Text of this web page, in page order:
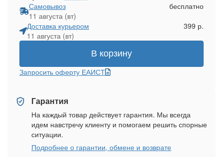
Самовывоз
11 августа (вт)
бесплатно
Доставка курьером
11 августа (вт)
399 р.
В корзину
Запросить оферту ЕАИСТ
Гарантия
На каждый товар действует гарантия. Мы всегда
идем навстречу клиенту и помогаем решить спорные
ситуации.
Подробнее о гарантии, обмене и возврате